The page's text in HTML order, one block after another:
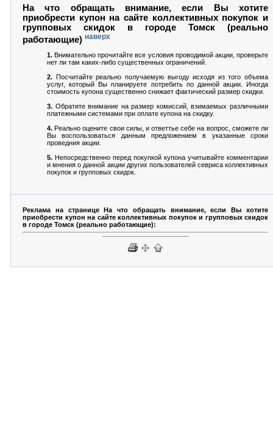
На что обращать внимание, если Вы хотите
приобрести купон на сайте коллективных покупок и
групповых скидок в городе Томск (реально
работающие) наверх
1. Внимательно прочитайте все условия проводимой акции, проверьте
нет ли там каких-либо существенных ограничений.
2. Посчитайте реально получаемую выгоду исходя из того объема
услуг, который Вы планируете потребить по данной акции. Иногда
стоимость купона существенно снижает фактический размер скидки.
3. Обратите внимание на размер комиссий, взимаемых различными
платежными системами при оплате купона на скидку.
4. Реально оцените свои силы, и ответтье себе на вопрос, сможете ли
Вы воспользоваться данным предложением в указанные сроки
проведния акции.
5. Непосредственно перед покупкой купона учитывайте комментарии
и мнения о данной акции других пользователей севриса коллективных
покупок и групповых скидок.
Реклама на странице На что обращать внимание, если Вы хотите
приобрести купон на сайте коллективных покупок и групповых скидок
в городе Томск (реально работающие):